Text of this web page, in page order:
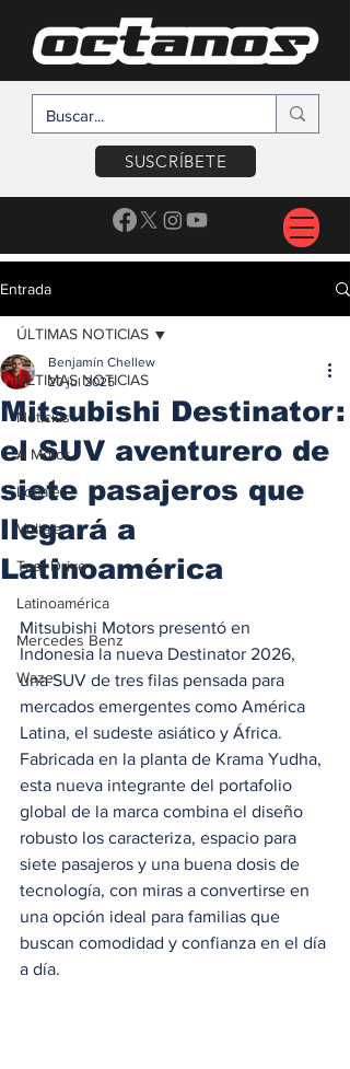
SUSCRÍBETE
Entrada
ÚLTIMAS NOTICIAS
Noticias
A Motor
Locales
Voltaje
Test Drive
Latinoamérica
Mercedes Benz
Waze
ÚLTIMAS NOTICIAS
Mitsubishi Destinator:
el SUV aventurero de
siete pasajeros que
llegará a
Latinoamérica
Benjamín Chellew
20 jul 2025
Mitsubishi Motors presentó en
Indonesia la nueva Destinator 2026,
una SUV de tres filas pensada para
mercados emergentes como América
Latina, el sudeste asiático y África.
Fabricada en la planta de Krama Yudha,
esta nueva integrante del portafolio
global de la marca combina el diseño
robusto los caracteriza, espacio para
siete pasajeros y una buena dosis de
tecnología, con miras a convertirse en
una opción ideal para familias que
buscan comodidad y confianza en el día
a día.